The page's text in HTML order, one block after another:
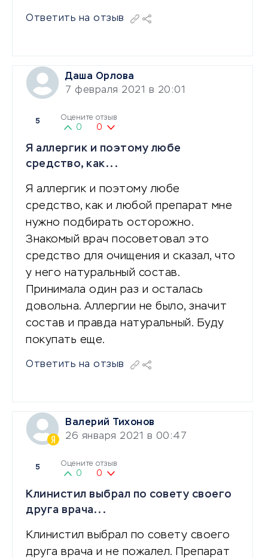
Ответить на отзыв
Даша Орлова
7 февраля 2021 в 20:01
5 Оцените отзыв
0 0
Я аллергик и поэтому любе
средство, как...
Я аллергик и поэтому любе
средство, как и любой препарат мне
нужно подбирать осторожно.
Знакомый врач посоветовал это
средство для очищения и сказал, что
у него натуральный состав.
Принимала один раз и осталась
довольна. Аллергии не было, значит
состав и правда натуральный. Буду
покупать еще.
Ответить на отзыв
Валерий Тихонов
26 января 2021 в 00:47
5 Оцените отзыв
0 0
Клинистил выбрал по совету своего
друга врача...
Клинистил выбрал по совету своего
друга врача и не пожалел. Препарат